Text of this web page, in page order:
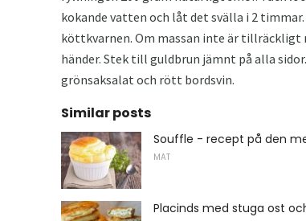
kokande vatten och låt det svälla i 2
köttkvarnen. Om massan inte är
händer. Stek till guldbrun jämnt på alla
grönsaksalat och rött bordsvin.
Similar posts
Souffle - recept på den
MAT
Placinds med stuga ost